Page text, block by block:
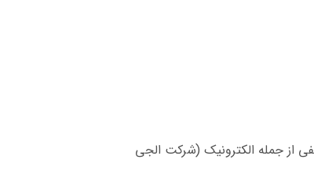
از جمله الکترونیک (شرکت الجی